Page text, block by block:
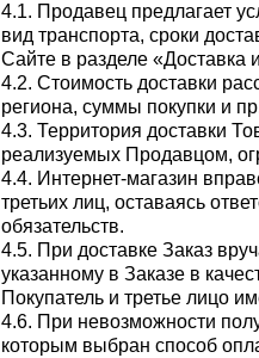
4.1. Продавец предлагает
вид транспорта, сроки
Сайте в разделе «Доставка
4.2. Стоимость доставки
региона, суммы покупки и
4.3. Территория доставки
реализуемых Продавцом,
4.4. Интернет-магазин
третьих лиц, оставаясь
обязательств.
4.5. При доставке Заказ
указанному в Заказе в
Покупатель и третье лицо
4.6. При невозможности
которым выбран способ